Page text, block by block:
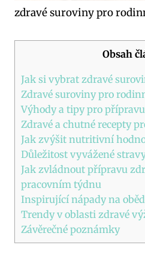
zdravé suroviny pro‌
Obsah
Jak si vybrat zdravé
Zdravé suroviny pro
Výhody a tipy pro‌
Zdravé a chutné recepty
Jak zvýšit nutritivní
Důležitost vyvážené
Jak zvládnout přípravu
pracovním týdnu
Inspirující nápady‌ na
Trendy​ v oblasti⁣ zdravé
Závěrečné ⁣poznámky